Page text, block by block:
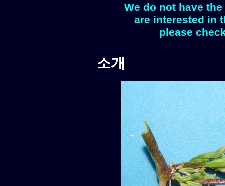
We do not have
are interested in
please
소개